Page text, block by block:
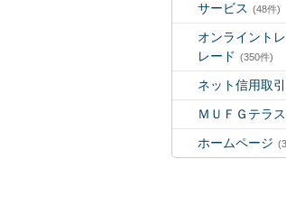
サービス (48件)
オンライント
レード (350件)
ネット信用取引
ＭＵＦＧテラ
ホームページ